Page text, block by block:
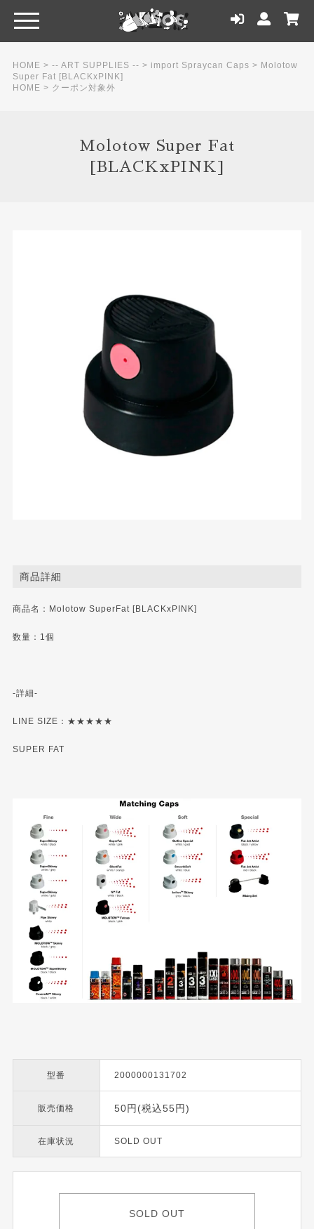
HOME > -- ART SUPPLIES -- > import Spraycan Caps > Molotow
Super Fat [BLACKxPINK]
HOME > クーポン対象外
Molotow Super Fat
[BLACKxPINK]
商品詳細
商品名：Molotow SuperFat [BLACKxPINK]
数量：1個
-詳細-
LINE SIZE：★★★★★
SUPER FAT
型番 2000000131702
販売価格 50円(税込55円)
在庫状況 SOLD OUT
SOLD OUT